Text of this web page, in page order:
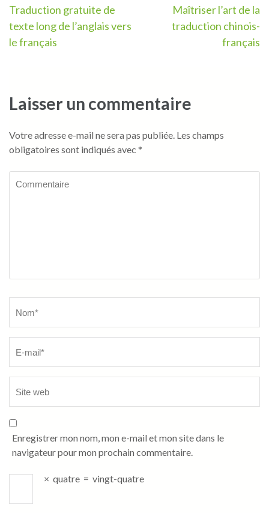
Navigation
de
Traduction gratuite de
texte long de l’anglais vers
le français
Maîtriser l’art de la
traduction chinois-
français
Laisser un commentaire
Votre adresse e-mail ne sera pas publiée. Les champs
obligatoires sont indiqués avec *
Enregistrer mon nom, mon e-mail et mon site dans le
navigateur pour mon prochain commentaire.
× quatre = vingt-quatre